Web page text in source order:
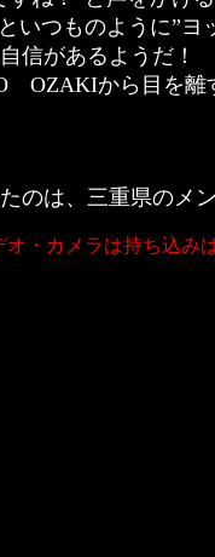
いつものように”ヨ
信があるようだ！
OZAKIから目を離
のは、三重県のメ
・カメラは持ち込み